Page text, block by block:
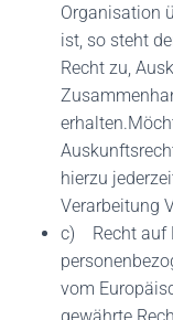
Organisation
ist, so steht
Recht zu,
hierzu
Verarbeitung
c) Recht auf
vom